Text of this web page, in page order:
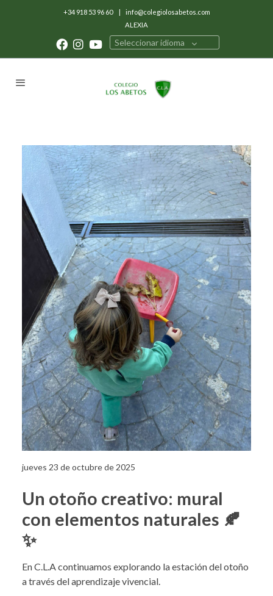
+34 918 53 96 60 |
info@colegiolosabetos.com
ALEXIA
Seleccionar idioma
jueves 23 de octubre de 2025
Un otoño creativo: mural
con elementos naturales 🍂
✨
En C.L.A continuamos explorando la estación del otoño
a través del aprendizaje vivencial.